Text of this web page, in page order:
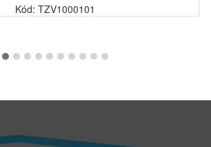
Kód: TZV1000101